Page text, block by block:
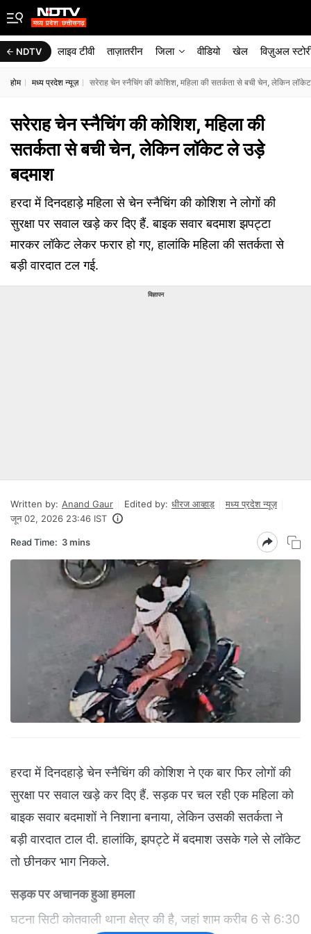
NDTV लाइव टीवी ताज़ातरीन जिला वीडियो खेल विज़ुअल
होम मध्य प्रदेश न्यूज़ सरेराह चेन स्नैचिंग की कोशिश, महिला की सतर्कता से बची चेन, लेकिन
सरेराह चेन स्नैचिंग की कोशिश, महिला की
सतर्कता से बची चेन, लेकिन लॉकेट ले उड़े
बदमाश
हरदा में दिनदहाड़े महिला से चेन स्नैचिंग की कोशिश ने लोगों की
सुरक्षा पर सवाल खड़े कर दिए हैं. बाइक सवार बदमाश झपट्टा
मारकर लॉकेट लेकर फरार हो गए, हालांकि महिला की सतर्कता से
बड़ी वारदात टल गई.
विज्ञापन
Written by: Anand Gaur Edited by: धीरज आव्हाड़
मध्य प्रदेश न्यूज़
जून 02, 2026 23:46 IST
Read Time: 3 mins
हरदा में दिनदहाड़े चेन स्नैचिंग की कोशिश ने एक बार फिर लोगों की
सुरक्षा पर सवाल खड़े कर दिए हैं. सड़क पर चल रही एक महिला को
बाइक सवार बदमाशों ने निशाना बनाया, लेकिन उसकी सतर्कता ने
बड़ी वारदात टाल दी. हालांकि, झपट्टे में बदमाश उसके गले से लॉकेट
तो छीनकर भाग निकले.
सड़क पर अचानक हुआ हमला
घटना सिटी कोतवाली थाना क्षेत्र की है, जहां शाम करीब 6 से 6:30